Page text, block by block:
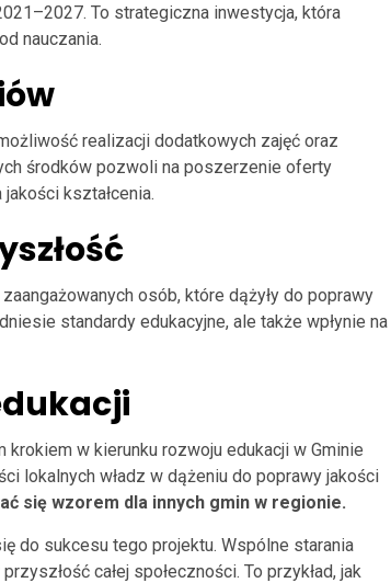
To strategiczna inwestycja, która
nauczania.
realizacji dodatkowych zajęć oraz
środków pozwoli na poszerzenie oferty
kształcenia.
osób, które dążyły do poprawy
standardy edukacyjne, ale także wpłynie na
w kierunku rozwoju edukacji w Gminie
lokalnych władz w dążeniu do poprawy jakości
się wzorem dla innych gmin w regionie.
do sukcesu tego projektu. Wspólne starania
całej społeczności. To przykład, jak